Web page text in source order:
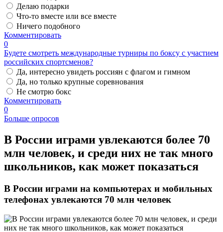
Делаю подарки
Что-то вместе или все вместе
Ничего подобного
Комментировать
0
Будете смотреть международные турниры по боксу с участием
российских спортсменов?
Да, интересно увидеть россиян с флагом и гимном
Да, но только крупные соревнования
Не смотрю бокс
Комментировать
0
Больше опросов
В России играми увлекаются более 70
млн человек, и среди них не так много
школьников, как может показаться
В России играми на компьютерах и мобильных
телефонах увлекаются 70 млн человек